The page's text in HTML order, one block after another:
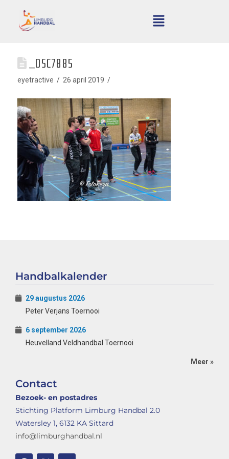
_DSC7885
eyetractive 26 april 2019
Handbalkalender
29 augustus 2026
Peter Verjans Toernooi
6 september 2026
Heuvelland Veldhandbal Toernooi
Meer »
Contact
Bezoek- en postadres
Stichting Platform Limburg Handbal 2.0
Watersley 1, 6132 KA Sittard
info@limburghandbal.nl